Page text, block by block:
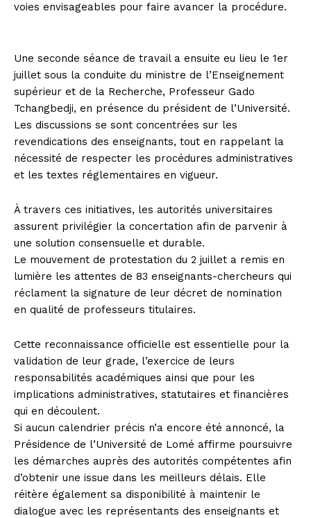
voies envisageables pour faire avancer la procédure.
Une seconde séance de travail a ensuite eu lieu le 1er
juillet sous la conduite du ministre de l’Enseignement
supérieur et de la Recherche, Professeur Gado
Tchangbedji, en présence du président de l’Université.
Les discussions se sont concentrées sur les
revendications des enseignants, tout en rappelant la
nécessité de respecter les procédures administratives
et les textes réglementaires en vigueur.
À travers ces initiatives, les autorités universitaires
assurent privilégier la concertation afin de parvenir à
une solution consensuelle et durable.
Le mouvement de protestation du 2 juillet a remis en
lumière les attentes de 83 enseignants-chercheurs qui
réclament la signature de leur décret de nomination
en qualité de professeurs titulaires.
Cette reconnaissance officielle est essentielle pour la
validation de leur grade, l’exercice de leurs
responsabilités académiques ainsi que pour les
implications administratives, statutaires et financières
qui en découlent.
Si aucun calendrier précis n’a encore été annoncé, la
Présidence de l’Université de Lomé affirme poursuivre
les démarches auprès des autorités compétentes afin
d’obtenir une issue dans les meilleurs délais. Elle
réitère également sa disponibilité à maintenir le
dialogue avec les représentants des enseignants et